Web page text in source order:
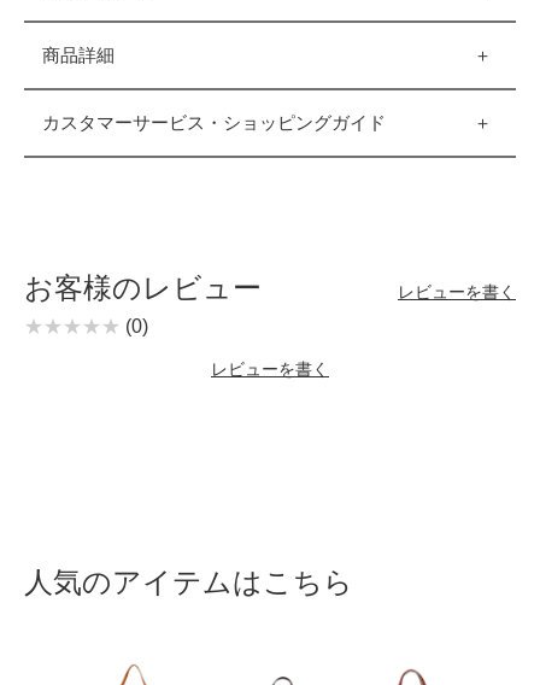
商品詳細
カスタマーサービス・ショッピングガイド
お客様のレビュー レビューを書く
(0)
レビューを書く
人気のアイテムはこちら